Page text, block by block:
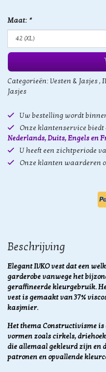
Maat: *
Categorieën: Vesten & Jasjes,
Jasjes
Uw bestelling wordt
Onze klantenservice
Nederlands, Duits, Engels en
U heeft een zichtperiode
Onze klanten waarderen
Beschrijving
Elegant IVKO vest dat een
garderobe vanwege het
geraffineerde kleurgebruik.
vest is gemaakt van 37%
kasjmier.
Het thema Constructivisme is
vormen zoals cirkels,
die allemaal gekleurd zijn en
patronen en opvallende